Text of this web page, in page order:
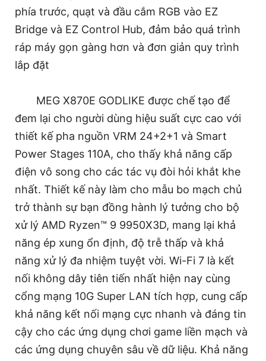
phía trước, quạt và đầu cắm RGB vào EZ
Bridge và EZ Control Hub, đảm bảo quá trình
ráp máy gọn gàng hơn và đơn giản quy trình
lắp đặt
MEG X870E GODLIKE được chế tạo để
đem lại cho người dùng hiệu suất cực cao với
thiết kế pha nguồn VRM 24+2+1 và Smart
Power Stages 110A, cho thấy khả năng cấp
điện vô song cho các tác vụ đòi hỏi khắt khe
nhất. Thiết kế này làm cho mẫu bo mạch chủ
trở thành sự bạn đồng hành lý tưởng cho bộ
xử lý AMD Ryzen™ 9 9950X3D, mang lại khả
năng ép xung ổn định, độ trễ thấp và khả
năng xử lý đa nhiệm tuyệt vời. Wi-Fi 7 là kết
nối không dây tiên tiến nhất hiện nay cùng
cổng mạng 10G Super LAN tích hợp, cung cấp
khả năng kết nối mạng cực nhanh và đáng tin
cậy cho các ứng dụng chơi game liền mạch và
các ứng dụng chuyên sâu về dữ liệu. Khả năng